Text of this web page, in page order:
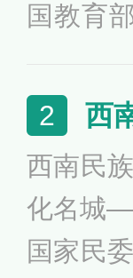
国教育
高校，
来华留
项目、
2 西
西南民
化名城
国家民